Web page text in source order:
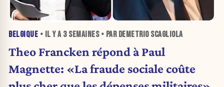
BELGIQUE • IL Y A 3 SEMAINES• PAR DEMETRIO SCAGLIOLA
Theo Francken répond à Paul
Magnette: «La fraude sociale coûte